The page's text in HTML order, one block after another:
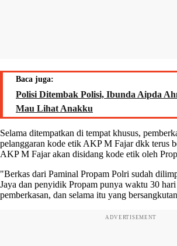
Baca juga:
Polisi Ditembak Polisi, Ibunda Aipda
Mau Lihat Anakku
Selama ditempatkan di tempat khusus,
pelanggaran kode etik AKP M Fajar dkk terus
AKP M Fajar akan disidang kode etik oleh
"Berkas dari Paminal Propam Polri sudah
Jaya dan penyidik Propam punya waktu 30
pemberkasan, dan selama itu yang
ADVERTISEMENT